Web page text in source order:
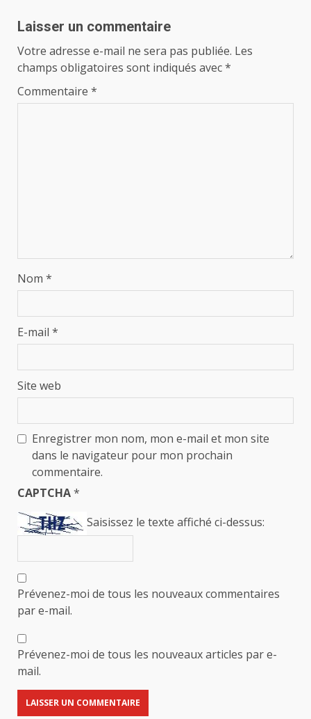
Laisser un commentaire
Votre adresse e-mail ne sera pas publiée. Les
champs obligatoires sont indiqués avec*
Commentaire *
Nom *
E-mail *
Site web
Enregistrer mon nom, mon e-mail et mon site
dans le navigateur pour mon prochain
commentaire.
CAPTCHA*
Saisissez le texte affiché ci-dessus:
Prévenez-moi de tous les nouveaux commentaires
par e-mail.
Prévenez-moi de tous les nouveaux articles par e-
mail.